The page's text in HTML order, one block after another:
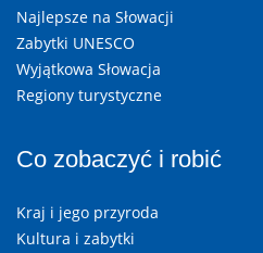
Najlepsze na Słowacji
Zabytki UNESCO
Wyjątkowa Słowacja
Regiony turystyczne
Co zobaczyć i robić
Kraj i jego przyroda
Kultura i zabytki